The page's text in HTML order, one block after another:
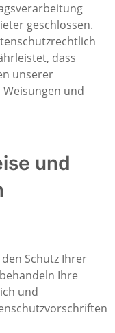
geschlossen.
dass
unserer
und
und
Schutz Ihrer
Ihre
und